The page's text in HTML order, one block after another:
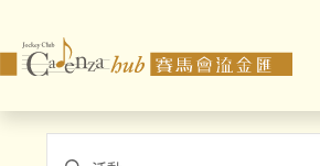
Events
Enter